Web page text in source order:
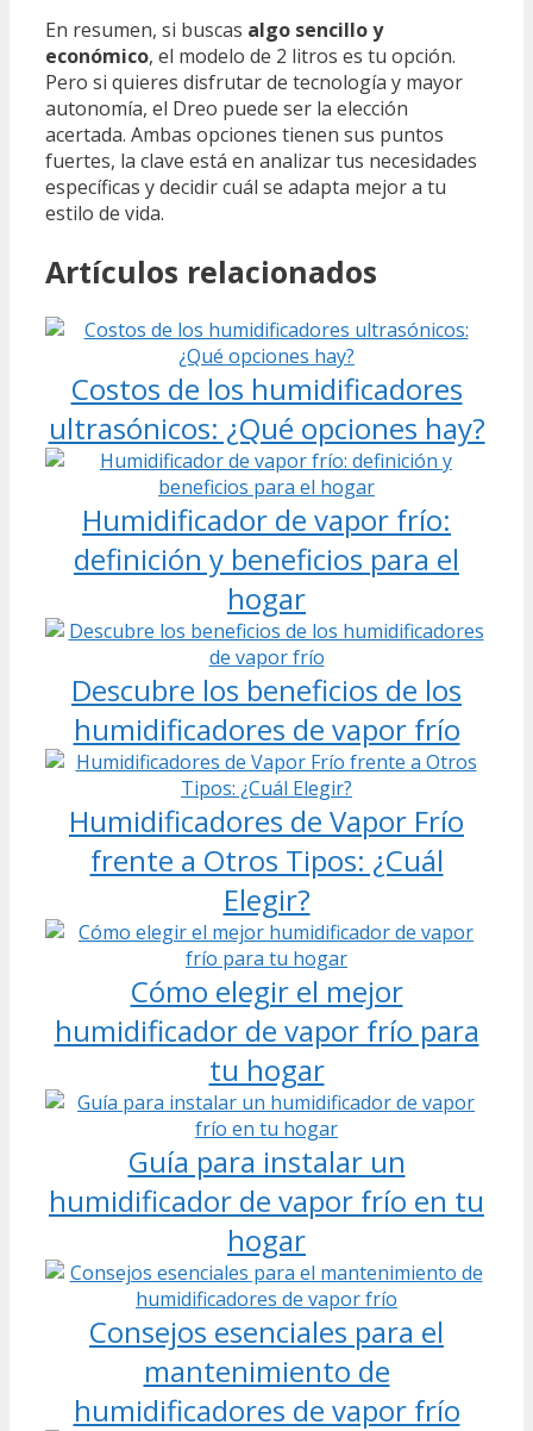
En resumen, si buscas algo sencillo y
económico, el modelo de 2 litros es tu opción.
Pero si quieres disfrutar de tecnología y mayor
autonomía, el Dreo puede ser la elección
acertada. Ambas opciones tienen sus puntos
fuertes, la clave está en analizar tus necesidades
específicas y decidir cuál se adapta mejor a tu
estilo de vida.
Artículos relacionados
Costos de los humidificadores
ultrasónicos: ¿Qué opciones hay?
Humidificador de vapor frío:
definición y beneficios para el
hogar
Descubre los beneficios de los
humidificadores de vapor frío
Humidificadores de Vapor Frío
frente a Otros Tipos: ¿Cuál
Elegir?
Cómo elegir el mejor
humidificador de vapor frío para
tu hogar
Guía para instalar un
humidificador de vapor frío en tu
hogar
Consejos esenciales para el
mantenimiento de
humidificadores de vapor frío